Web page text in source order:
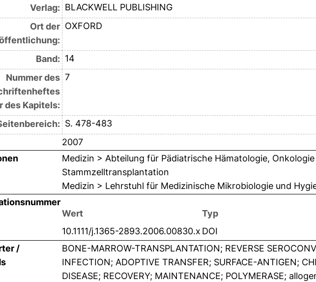
Verlag: BLACKWELL PUBLISHING
Ort der OXFORD
Band: 14
Nummer des
des Kapitels:
7
S. 478-483
2007
Medizin > Abteilung für Pädiatrische Hämatologie,
Stammzelltransplantation
Medizin > Lehrstuhl für Medizinische Mikrobiologie und
Wert
Typ
10.1111/j.1365-2893.2006.00830.x DOI
/
BONE-MARROW-TRANSPLANTATION; REVERSE
INFECTION; ADOPTIVE TRANSFER; SURFACE-ANTIGEN;
DISEASE; RECOVERY; MAINTENANCE; POLYMERASE;